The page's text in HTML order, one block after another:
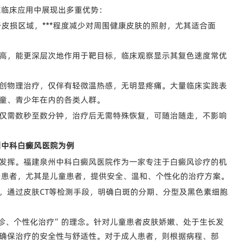
床应用中展现出多重优势：
损区域，***程度减少对周围健康皮肤的照射，尤其适合面
，能更深层次地作用于靶目标，临床观察显示其复色速度常优
物理治疗，仅伴有轻微温热感，无明显疼痛。大量临床实践表
青少年在内的各类人群。
需数秒至数分钟，治疗后无需特殊恢复，可随治随走，不影响
科白癜风医院为例
挥。福建泉州中科白癜风医院作为一家专注于白癜风诊疗的机
，尤其是儿童患者，提供安全、温和、个性化的治疗方案。
通过皮肤CT等检测手段，明确白斑的分期、分型及黑色素细胞
、个性化治疗”的理念。针对儿童患者皮肤娇嫩、处于生长发
保治疗的安全性与舒适性。对于成人患者，则根据病程、部